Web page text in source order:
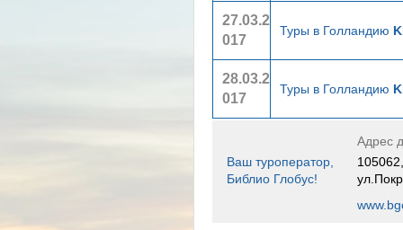
27.03.2
017
Туры в Голландию
28.03.2
017
Туры в Голландию
Адрес
Ваш туроператор,
Библио Глобус!